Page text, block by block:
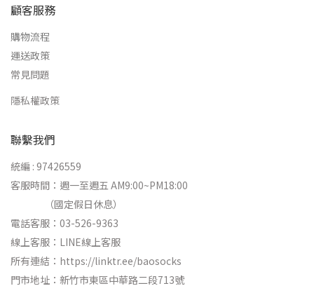
顧客服務
購物流程
運送政策
常見問題
隱私權政策
聯繫我們
統編 : 97426559
客服時間：週一至週五 AM9:00~PM18:00
（國定假日休息）
電話客服：03-526-9363
線上客服： LINE線上客服
所有連結： https://linktr.ee/baosocks
門市地址：新竹市東區中華路二段713號